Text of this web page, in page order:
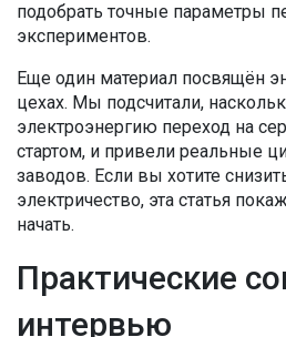
подобрать точные параметры
экспериментов.
Еще один материал посвящён
цехах. Мы подсчитали,
электроэнергию переход на
стартом, и привели реальные
заводов. Если вы хотите
электричество, эта статья
начать.
Практические
интервью